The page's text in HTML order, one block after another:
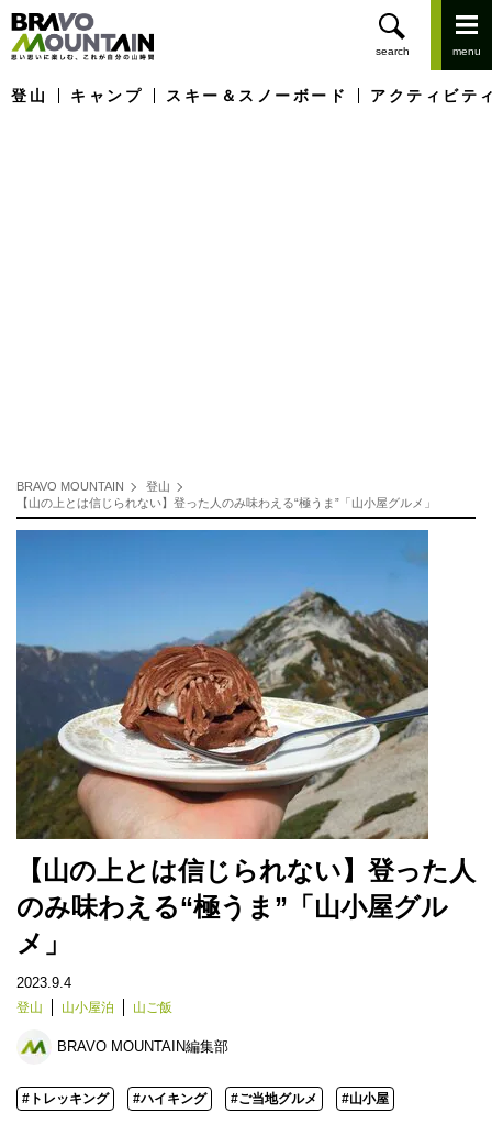
登山 キャンプ スキー＆スノーボード アクティビテ
BRAVO MOUNTAIN
登山
【山の上とは信じられない】登った人のみ味わえる“極うま”「山小屋グルメ」
【山の上とは信じられない】登った人
のみ味わえる“極うま”「山小屋グル
メ」
2023.9.4
登山 山小屋泊 山ご飯
BRAVO MOUNTAIN編集部
#トレッキング #ハイキング #ご当地グルメ #山小屋